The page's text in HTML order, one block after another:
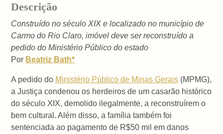
Descrição
Construído no século XIX e localizado no município de
Carmo do Rio Claro, imóvel deve ser reconstruído a
pedido do Ministério Público do estado
Por Beatriz Bath*
A pedido do Ministério Público de Minas Gerais (MPMG),
a Justiça condenou os herdeiros de um casarão histórico
do século XIX, demolido ilegalmente, a reconstruírem o
bem cultural. Além disso, a família também foi
sentenciada ao pagamento de R$50 mil em danos